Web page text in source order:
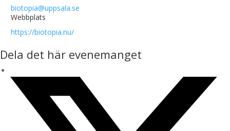
biotopia@uppsala.se
Webbplats
https://biotopia.nu/
Dela det här evenemanget